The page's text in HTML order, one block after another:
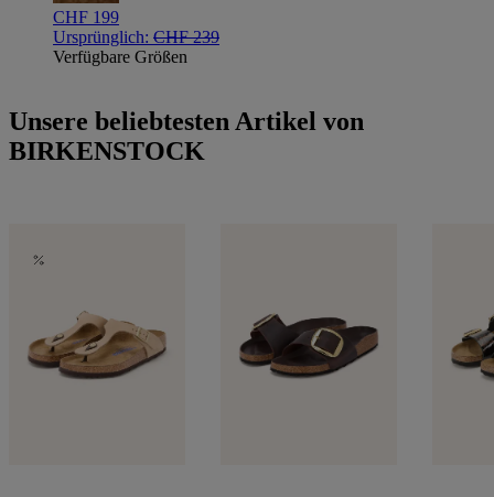
CHF 199
Ursprünglich: CHF 239
Verfügbare Größen
Unsere beliebtesten Artikel von
BIRKENSTOCK